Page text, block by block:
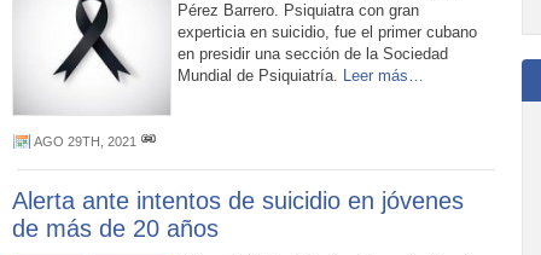
Pérez Barrero. Psiquiatra con gran
experticia en suicidio, fue el primer cubano
en presidir una sección de la Sociedad
Mundial de Psiquiatría. Leer más…
AGO 29TH, 2021
Alerta ante intentos de suicidio en jóvenes
de más de 20 años